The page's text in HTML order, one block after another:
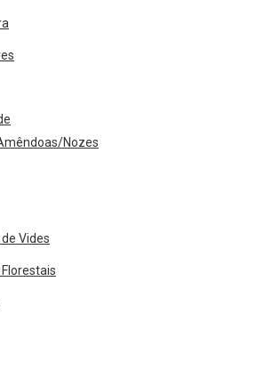
Nozes
Vides